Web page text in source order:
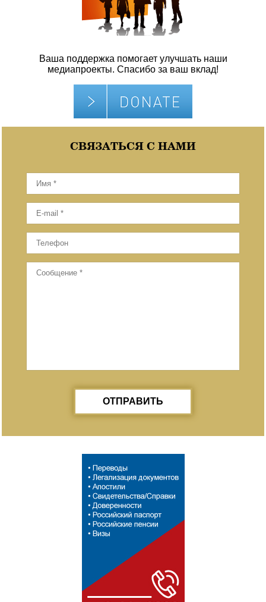
Ваша поддержка помогает улучшать наши
медиапроекты. Спасибо за ваш вклад!
СВЯЗАТЬСЯ С НАМИ
ОТПРАВИТЬ